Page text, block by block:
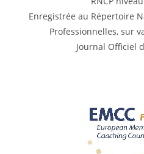
Enregistrée au Répertoire
Professionnelles, sur
Journal Officiel